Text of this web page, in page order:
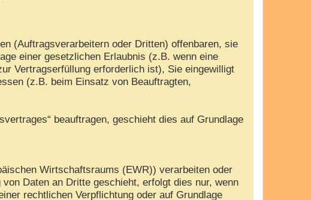
(Auftragsverarbeitern oder Dritten) offenbaren, sie
einer gesetzlichen Erlaubnis (z.B. wenn eine
Vertragserfüllung erforderlich ist), Sie eingewilligt
(z.B. beim Einsatz von Beauftragten,
beauftragen, geschieht dies auf Grundlage
Wirtschaftsraums (EWR)) verarbeiten oder
Daten an Dritte geschieht, erfolgt dies nur, wenn
rechtlichen Verpflichtung oder auf Grundlage